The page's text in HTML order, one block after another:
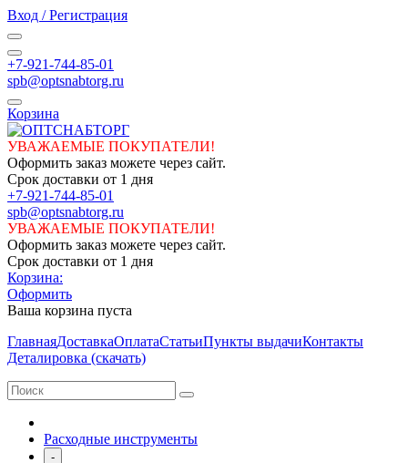
Вход / Регистрация
+7-921-744-85-01
spb@optsnabtorg.ru
Корзина
УВАЖАЕМЫЕ ПОКУПАТЕЛИ!
Оформить заказ можете через сайт.
Срок доставки от 1 дня
+7-921-744-85-01
spb@optsnabtorg.ru
УВАЖАЕМЫЕ ПОКУПАТЕЛИ!
Оформить заказ можете через сайт.
Срок доставки от 1 дня
Корзина:
Оформить
Ваша корзина пуста
ГлавнаяДоставкаОплатаСтатьиПункты выдачиКонтакты
Деталировка (скачать)
Расходные инструменты
-